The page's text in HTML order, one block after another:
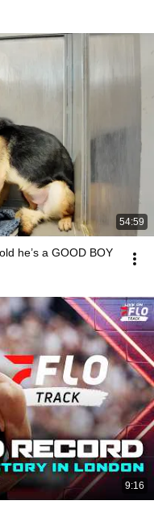
54:59
he’s a GOOD BOY
9:16